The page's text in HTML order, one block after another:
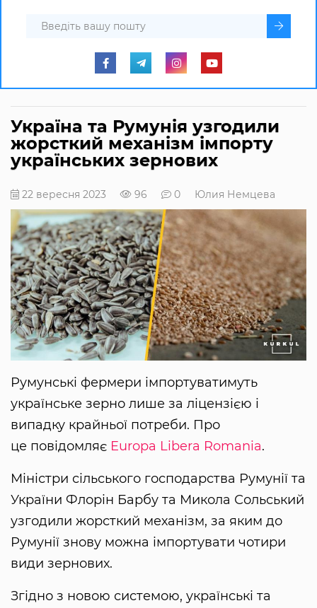
Україна та Румунія узгодили
жорсткий механізм імпорту
українських зернових
22 вересня 2023 96 0 Юлия Немцева
Румунські фермери імпортуватимуть
українське зерно лише за ліцензією і
випадку крайньої потреби. Про
це повідомляє Europa Libera Romania.
Міністри сільського господарства Румунії та
України Флорін Барбу та Микола Сольський
узгодили жорсткий механізм, за яким до
Румунії знову можна імпортувати чотири
види зернових.
Згідно з новою системою, українські та